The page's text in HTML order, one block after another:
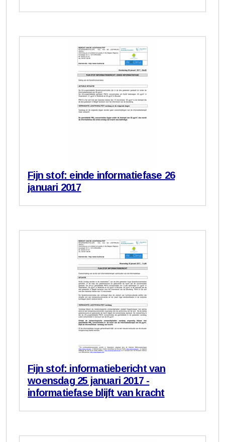
Fijn stof: einde informatiefase 26
januari 2017
Fijn stof: informatiebericht van
woensdag 25 januari 2017 -
informatiefase blijft van kracht